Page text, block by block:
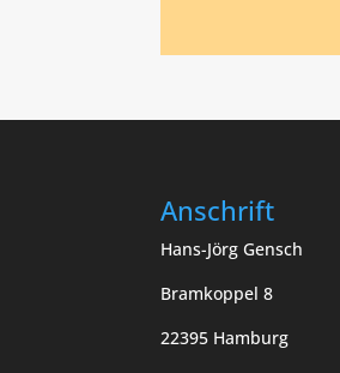
Anschrift
Hans-Jörg Gensch
Bramkoppel 8
22395 Hamburg